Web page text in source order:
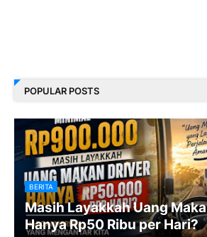
POPULAR POSTS
BERITA
Masih Layakkah Uang
Hanya Rp50 Ribu per Hari?